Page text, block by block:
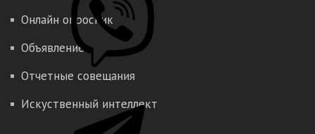
Онлайн опросник
Объявление
Отчетные совещания
Искуственный интеллект